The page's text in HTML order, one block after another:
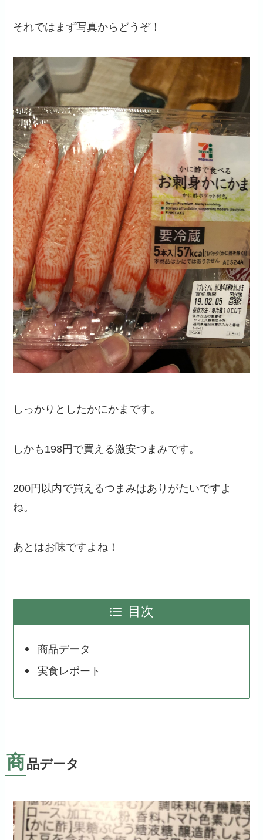
それではまず写真からどうぞ！
しっかりとしたかにかまです。
しかも198円で買える激安つまみです。
200円以内で買えるつまみはありがたいですよ
ね。
あとはお味ですよね！
目次
商品データ
実食レポート
商品データ